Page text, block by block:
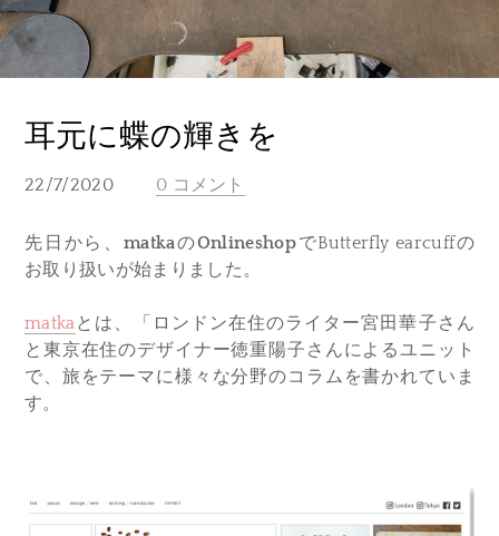
耳元に蝶の輝きを
22/7/2020 0 コメント
先日から、 matkaのOnlineshopでButterfly earcuffの
お取り扱いが始まりました。
matka とは、「ロンドン在住のライター宮田華子さん
と東京在住のデザイナー徳重陽子さんによるユニット
で、旅をテーマに様々な分野のコラムを書かれていま
す。